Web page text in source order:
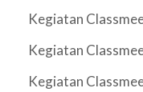
Kegiatan
Kegiatan
Kegiatan